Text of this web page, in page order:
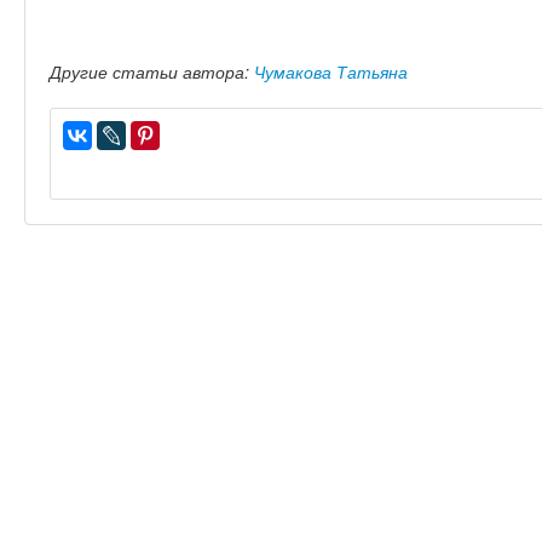
Другие статьи автора: Чумакова Татьяна